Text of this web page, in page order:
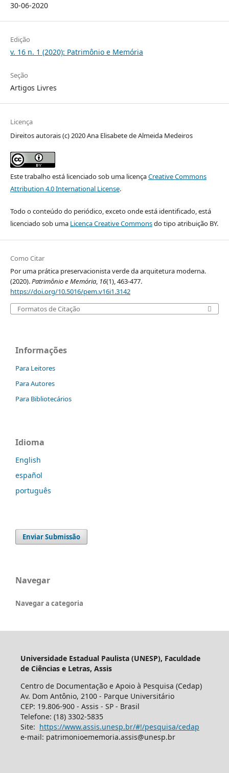
30-06-2020
Edição
v. 16 n. 1 (2020): Patrimônio e Memória
Seção
Artigos Livres
Licença
Direitos autorais (c) 2020 Ana Elisabete de Almeida Medeiros
Este trabalho está licenciado sob uma licençaCreative Commons
Attribution 4.0 International License.
Todo o conteúdo do periódico, exceto onde está identificado, está
licenciado sob uma Licença Creative Commonsdo tipo atribuição BY.
Como Citar
Por uma prática preservacionista verde da arquitetura moderna.
(2020).Patrimônio e Memória, 16(1), 463-477.
https://doi.org/10.5016/pem.v16i1.3142
Formatos de Citação
Informações
Para Leitores
Para Autores
Para Bibliotecários
Idioma
English
español
português
Enviar Submissão
Navegar
Navegar a categoria
Universidade Estadual Paulista (UNESP), Faculdade
de Ciências e Letras, Assis
Centro de Documentação e Apoio à Pesquisa (Cedap)
Av. Dom Antônio, 2100 - Parque Universitário
CEP: 19.806-900 - Assis - SP - Brasil
Telefone: (18) 3302-5835
Site: https://www.assis.unesp.br/#!/pesquisa/cedap
e-mail: patrimonioememoria.assis@unesp.br